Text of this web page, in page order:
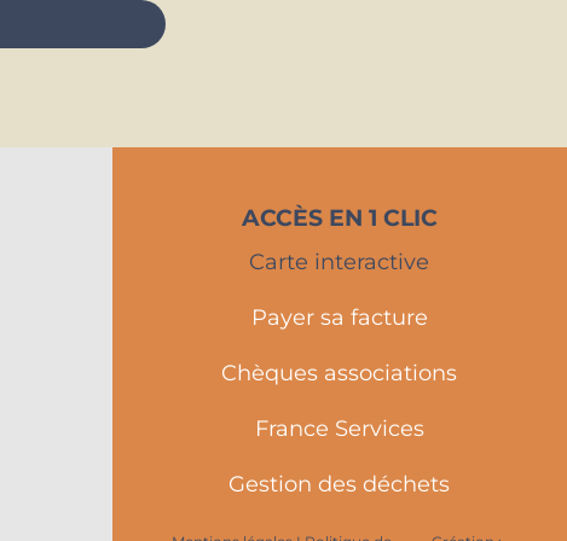
ACCÈS EN 1 CLIC
Carte interactive
Payer sa facture
Chèques associations
France Services
Gestion des déchets